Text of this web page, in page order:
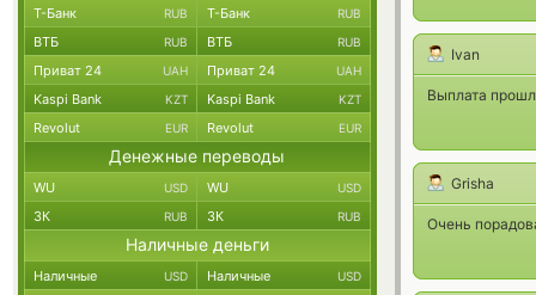
Ivan
Выплата
Grisha
Очень
Т-Банк RUB Т-Банк RUB
ВТБ RUB ВТБ RUB
Приват 24 UAH Приват 24 UAH
Kaspi Bank KZT Kaspi Bank KZT
Revolut EUR Revolut EUR
Денежные переводы
WU USD WU USD
ЗК RUB ЗК RUB
Наличные деньги
Наличные USD Наличные USD